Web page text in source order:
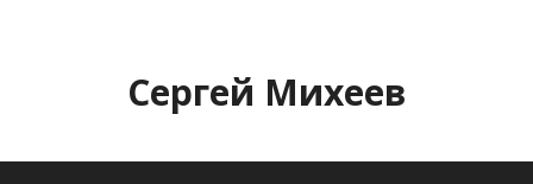
содержимомуСергей Михеев